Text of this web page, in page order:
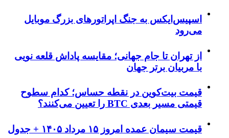
اسپیس‌ایکس به جنگ اپراتورهای بزرگ موبایل
می‌رود
از تهران تا جام جهانی؛ مقایسه پاداش قلعه نویی
با مربیان برتر جهان
قیمت بیت‌کوین در نقطه حساس؛ کدام سطوح
قیمتی مسیر بعدی BTC را تعیین می‌کنند؟
قیمت سیمان عمده امروز ۱۵ مرداد ۱۴۰۵ + جدول